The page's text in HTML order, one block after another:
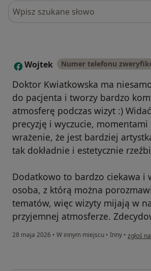
Szukaj w opiniach
W Wojtek Numer telefonu
Doktor Kwiatkowska ma
do pacjenta i tworzy bardzo
atmosferę podczas wizyt :)
precyzję i wyczucie,
wrażenie, że jest bardziej
tak dokładnie i estetycznie
Dodatkowo to bardzo ciekawa i
osoba, z którą można
tematów, więc wizyty mijają w
przyjemnej atmosferze.
28 maja 2026 • W innym miejscu • Inny • w opinii
zgłoś